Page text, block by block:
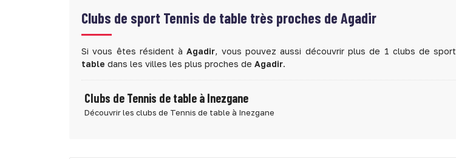
Clubs de sport Tennis de table très proches de Agadir
Si vous êtes résident àAgadir, vous pouvez aussi découvrir plus de 1 clubs de sport
table dans les villes les plus proches de Agadir.
Clubs de Tennis de table à Inezgane
Découvrir les clubs de Tennis de table à Inezgane